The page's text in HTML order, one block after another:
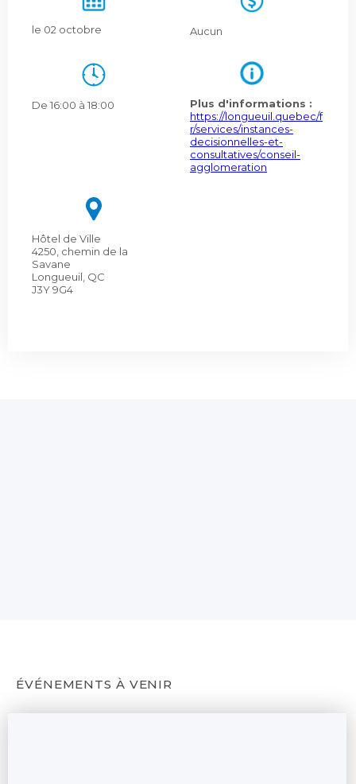
le 02 octobre
De 16:00 à 18:00
Aucun
Plus d'informations :
https://longueuil.quebec/f
r/services/instances-
decisionnelles-et-
consultatives/conseil-
agglomeration
Hôtel de Ville
4250, chemin de la
Savane
Longueuil, QC
J3Y 9G4
ÉVÉNEMENTS À VENIR